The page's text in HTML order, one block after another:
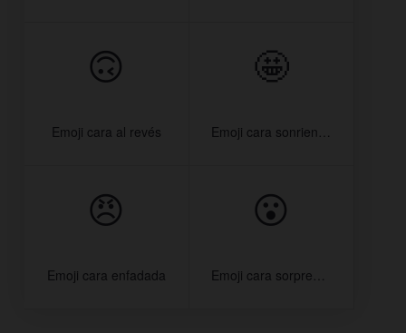
🙃
Emoji cara al revés
🤩
Emoji cara sonriendo con estrellas
😠
Emoji cara enfadada
😮
Emoji cara sorprendida